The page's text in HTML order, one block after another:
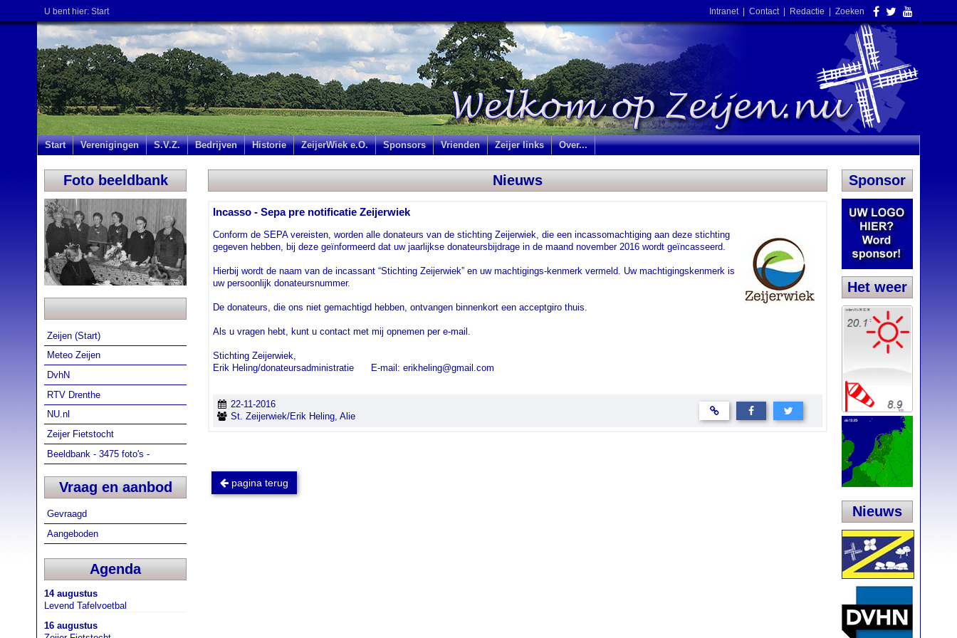
U bent hier: Start Intranet| Contact| Redactie Zoeken
Start Verenigingen S.V.Z. Bedrijven Historie ZeijerWiek e.O. Sponsors Vrienden Zeijer links Over...
Foto beeldbank
Zeijen (Start)
Meteo Zeijen
DvhN
RTV Drenthe
NU.nl
Zeijer Fietstocht
Beeldbank - 3475 foto's -
Vraag en aanbod
Gevraagd
Aangeboden
Agenda
14 augustus
Levend Tafelvoetbal
16 augustus
Sponsor
Het weer
Nieuws
Nieuws
Incasso - Sepa pre notificatie Zeijerwiek
Conform de SEPA vereisten, worden alle donateurs van de stichting Zeijerwiek, die een incassomachtiging aan deze stichting
gegeven hebben, bij deze geïnformeerd dat uw jaarlijkse donateursbijdrage in de maand november 2016 wordt geïncasseerd.
Hierbij wordt de naam van de incassant “Stichting Zeijerwiek” en uw machtigings-kenmerk vermeld. Uw machtigingskenmerk is
uw persoonlijk donateursnummer.
De donateurs, die ons niet gemachtigd hebben, ontvangen binnenkort een acceptgiro thuis.
Als u vragen hebt, kunt u contact met mij opnemen per e-mail.
Stichting Zeijerwiek,
Erik Heling/donateursadministratie E-mail: erikheling@gmail.com
22-11-2016
St. Zeijerwiek/Erik Heling, Alie
pagina terug